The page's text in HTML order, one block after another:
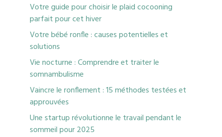
Votre guide pour choisir le plaid cocooning
parfait pour cet hiver
Votre bébé ronfle : causes potentielles et
solutions
Vie nocturne : Comprendre et traiter le
somnambulisme
Vaincre le ronflement : 15 méthodes testées et
approuvées
Une startup révolutionne le travail pendant le
sommeil pour 2025